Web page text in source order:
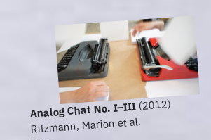
Analog Chat No. I–III (2012)
Ritzmann, Marion et al.